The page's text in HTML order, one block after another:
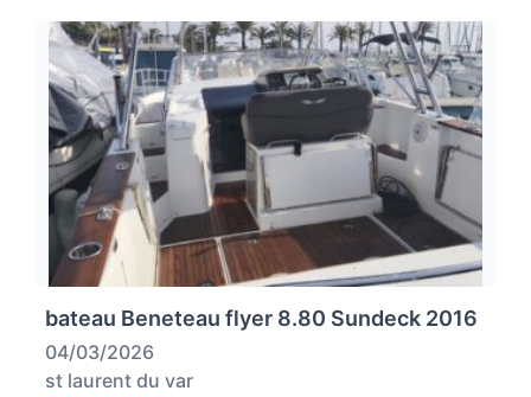
bateau Beneteau flyer 8.80 Sundeck 2016
04/03/2026
st laurent du var